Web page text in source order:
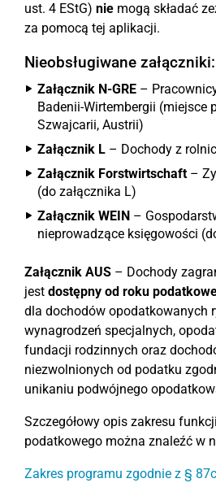
ust. 4 EStG) nie mogą składać
za pomocą tej aplikacji.
Nieobsługiwane załączniki:
Załącznik N-GRE –
Badenii-Wirtembergii (miejsce
Szwajcarii, Austrii)
Załącznik L – Dochody z
Załącznik Forstwirtschaft–
(do załącznika L)
Załącznik WEIN –
nieprowadzące księgowości
Załącznik AUS – Dochody
jest dostępny od roku
dla dochodów opodatkowanych
wynagrodzeń specjalnych,
fundacji rodzinnych oraz
niezwolnionych od podatku
unikaniu podwójnego
Szczegółowy opis zakresu
podatkowego można znaleźć w
Zakres programu zgodnie z §